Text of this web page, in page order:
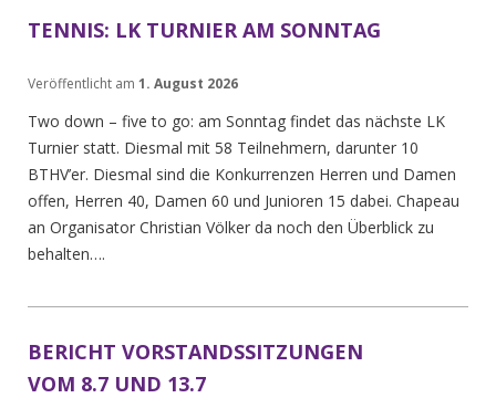
TENNIS: LK TURNIER AM SONNTAG
Veröffentlicht am 1. August 2026
Two down – five to go: am Sonntag findet das nächste LK
Turnier statt. Diesmal mit 58 Teilnehmern, darunter 10
BTHV’er. Diesmal sind die Konkurrenzen Herren und Damen
offen, Herren 40, Damen 60 und Junioren 15 dabei. Chapeau
an Organisator Christian Völker da noch den Überblick zu
behalten….
BERICHT VORSTANDSSITZUNGEN
VOM 8.7 UND 13.7